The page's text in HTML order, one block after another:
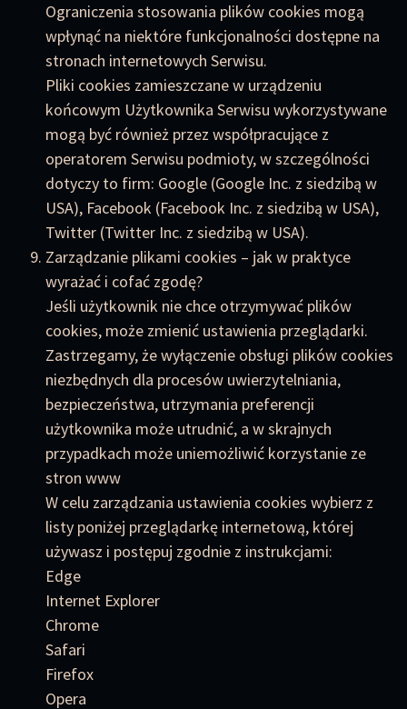
Ograniczenia stosowania plików cookies mogą
wpłynąć na niektóre funkcjonalności dostępne na
stronach internetowych Serwisu.
Pliki cookies zamieszczane w urządzeniu
końcowym Użytkownika Serwisu wykorzystywane
mogą być również przez współpracujące z
operatorem Serwisu podmioty, w szczególności
dotyczy to firm: Google (Google Inc. z siedzibą w
USA), Facebook (Facebook Inc. z siedzibą w USA),
Twitter (Twitter Inc. z siedzibą w USA).
Zarządzanie plikami cookies – jak w praktyce
wyrażać i cofać zgodę?
Jeśli użytkownik nie chce otrzymywać plików
cookies, może zmienić ustawienia przeglądarki.
Zastrzegamy, że wyłączenie obsługi plików cookies
niezbędnych dla procesów uwierzytelniania,
bezpieczeństwa, utrzymania preferencji
użytkownika może utrudnić, a w skrajnych
przypadkach może uniemożliwić korzystanie ze
stron www
W celu zarządzania ustawienia cookies wybierz z
listy poniżej przeglądarkę internetową, której
używasz i postępuj zgodnie z instrukcjami:
Edge
Internet Explorer
Chrome
Safari
Firefox
Opera